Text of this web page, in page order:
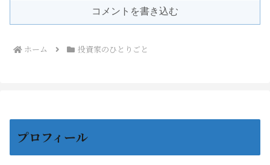
コメントを書き込む
ホーム 投資家のひとりごと
プロフィール